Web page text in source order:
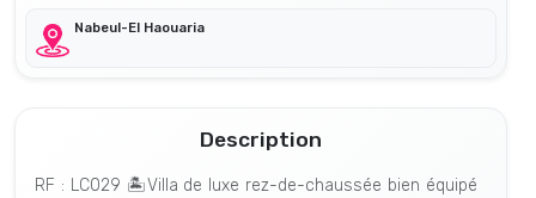
Nabeul-El Haouaria
Description
RF : LC029 🏝Villa de luxe rez-de-chaussée bien équipé